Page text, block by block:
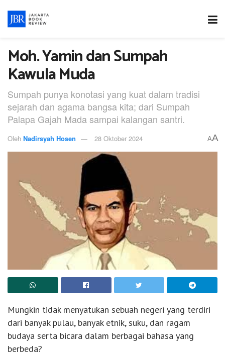
Moh. Yamin dan Sumpah
Kawula Muda
Sumpah punya konotasi yang kuat dalam tradisi
sejarah dan agama bangsa kita; dari Sumpah
Palapa Gajah Mada sampai kalangan santri.
Oleh Nadirsyah Hosen 28 Oktober 2024 AA
Mungkin tidak menyatukan sebuah negeri yang terdiri
dari banyak pulau, banyak etnik, suku, dan ragam
budaya serta bicara dalam berbagai bahasa yang
berbeda?